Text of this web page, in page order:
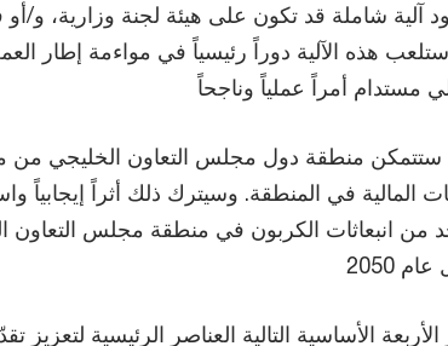
آلية شاملة قد تكون على هيئة لجنة وزارية،
هذه الآلية دوراً رئيسياً في مواءمة إطار
منطقة دول مجلس التعاون الخليجي من
في المنطقة. وسيترك ذلك أثراً إيجابياً
للحد من انبعاثات الكربون في منطقة مجلس
الأساسية التالية العناصر الرئيسية